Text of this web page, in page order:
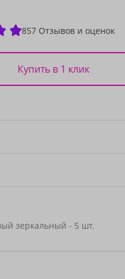
857 Отзывов и оценок
Купить в 1 клик
зеркальный - 5 шт.